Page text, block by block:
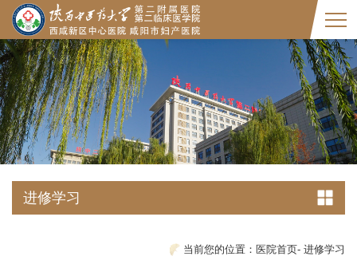
进修学习
当前您的位置： 医院首页- 进修学习